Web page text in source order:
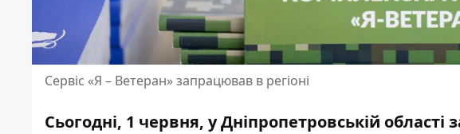
Сервіс «Я – Ветеран» запрацював в регіоні
Сьогодні, 1 червня, у Дніпропетровській